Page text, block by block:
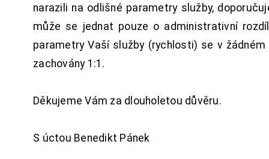
narazili na odlišné parametry služby,
může se jednat pouze o administrativní
parametry Vaší služby (rychlosti) se v
zachovány 1:1.
Děkujeme Vám za dlouholetou důvěru.
S úctou Benedikt Pánek